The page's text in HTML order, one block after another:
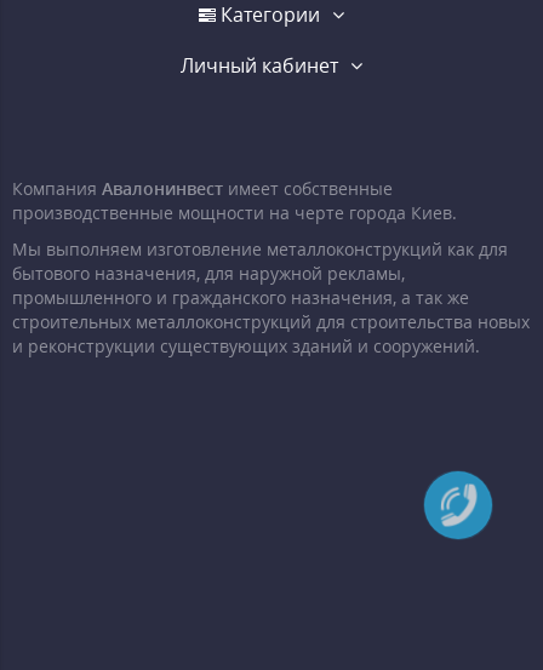
Категории
Личный кабинет
Компания Авалонинвест имеет собственные
производственные мощности на черте города Киев.
Мы выполняем изготовление металлоконструкций как для
бытового назначения, для наружной рекламы,
промышленного и гражданского назначения, а так же
строительных металлоконструкций для строительства новых
и реконструкции существующих зданий и сооружений.